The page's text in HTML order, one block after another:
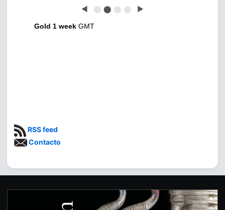
◀ ⬤ ⬤ ⬤ ⬤ ▶
Gold 1 week GMT
RSS feed
Contacto